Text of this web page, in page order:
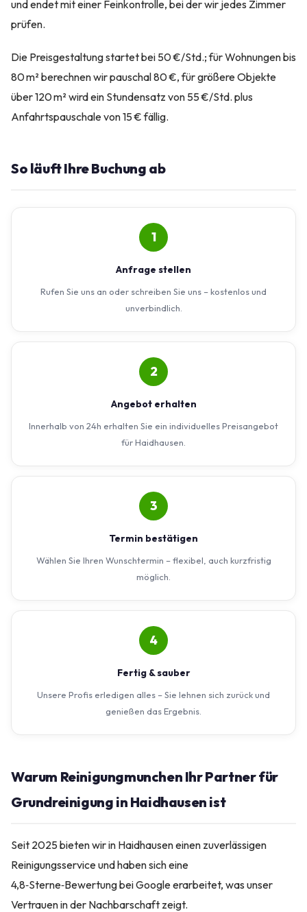
und endet mit einer Feinkontrolle, bei der wir jedes Zimmer
prüfen.
Die Preisgestaltung startet bei 50 €/Std.; für Wohnungen bis
80 m² berechnen wir pauschal 80 €, für größere Objekte
über 120 m² wird ein Stundensatz von 55 €/Std. plus
Anfahrtspauschale von 15 € fällig.
So läuft Ihre Buchung ab
1
Anfrage stellen
Rufen Sie uns an oder schreiben Sie uns – kostenlos und
unverbindlich.
2
Angebot erhalten
Innerhalb von 24h erhalten Sie ein individuelles Preisangebot
für Haidhausen.
3
Termin bestätigen
Wählen Sie Ihren Wunschtermin – flexibel, auch kurzfristig
möglich.
4
Fertig & sauber
Unsere Profis erledigen alles – Sie lehnen sich zurück und
genießen das Ergebnis.
Warum Reinigungmunchen Ihr Partner für
Grundreinigung in Haidhausen ist
Seit 2025 bieten wir in Haidhausen einen zuverlässigen
Reinigungsservice und haben sich eine
4,8‑Sterne‑Bewertung bei Google erarbeitet, was unser
Vertrauen in der Nachbarschaft zeigt.